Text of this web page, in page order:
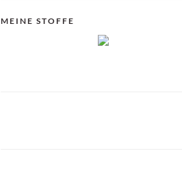
MEINE STOFFE